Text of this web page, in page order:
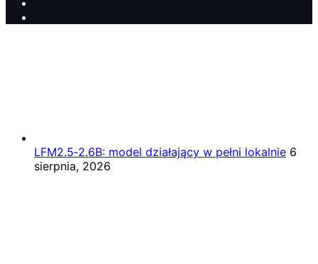
LFM2.5‑2.6B: model działający w pełni lokalnie 6
sierpnia, 2026